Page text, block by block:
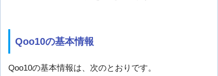
Qoo10の基本情報
Qoo10の基本情報は、次のとおりです。